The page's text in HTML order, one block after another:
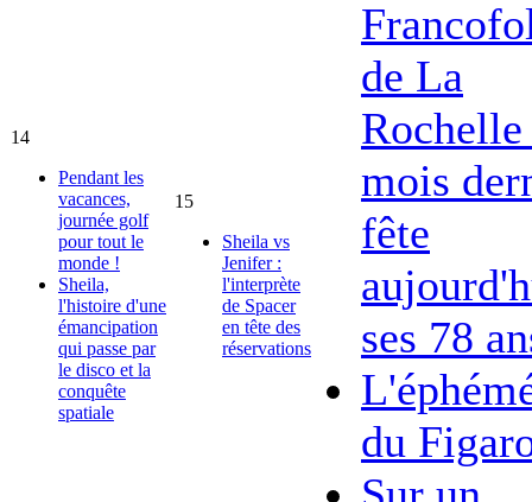
14
Pendant les
vacances,
journée golf
pour tout le
monde !
Sheila,
l'histoire d'une
émancipation
qui passe par
le disco et la
conquête
spatiale
15
Sheila vs
Jenifer :
l'interprète
de Spacer
en tête des
réservations
de La
mois
fête
ses 78
du